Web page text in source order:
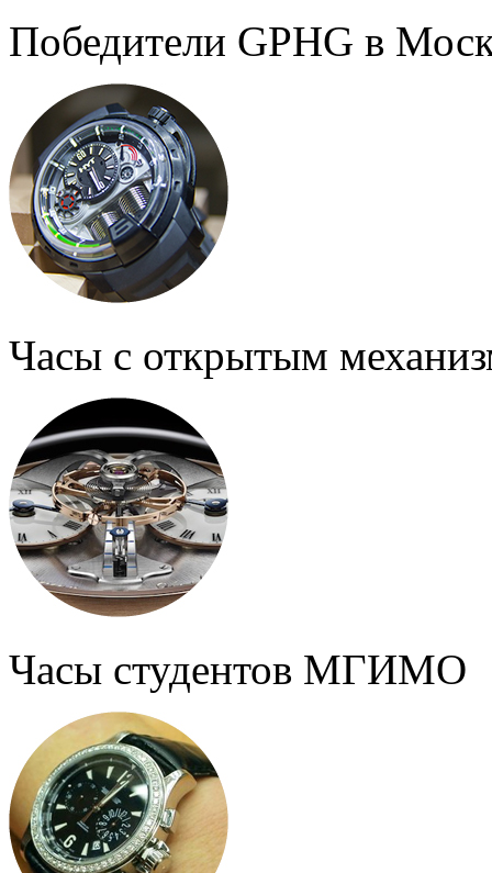
Победители GPHG в
Часы с открытым
Часы студентов МГИМО